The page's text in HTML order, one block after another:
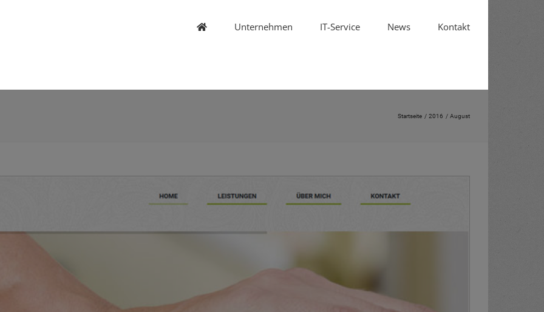
Unternehmen IT-Service News Kontakt
Startseite 2016 August